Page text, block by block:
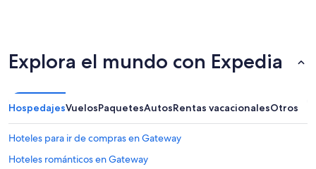
Explora el mundo con Expedia
HospedajesVuelosPaquetesAutosRentas vacacionalesOtros
Hoteles para ir de compras en Gateway
Hoteles románticos en Gateway